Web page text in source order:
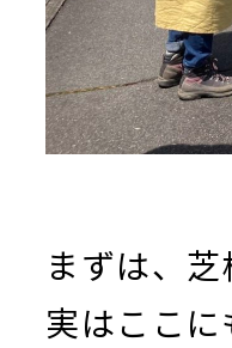
まずは、
実はここ